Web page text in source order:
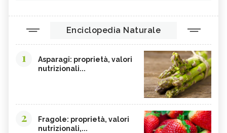
Enciclopedia Naturale
1
Asparagi: proprietà, valori
nutrizionali...
2
Fragole: proprietà, valori
nutrizionali,...